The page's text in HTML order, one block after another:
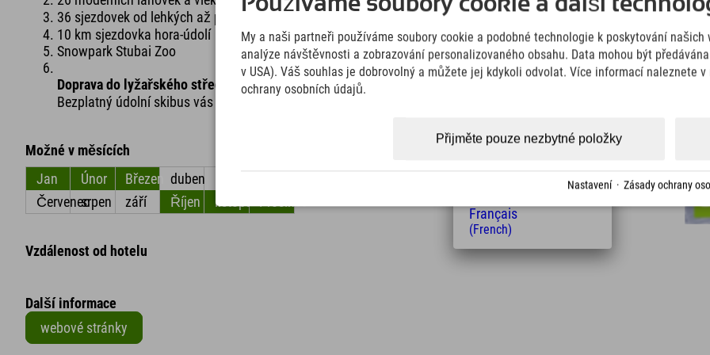
36 sjezdovek od lehkých až po náročné
10 km sjezdovka hora-údolí
Snowpark Stubai Zoo
Doprava do lyžařského střediska
Bezplatný údolní skibus vás po celou lyžařskou sezónu doveze z hotelu Explorer na Stubaiský ledovec.
Možné v měsících
Jan
Únor Březen duben
Červenecsrpen září Říjen listopad
Vzdálenost od hotelu
Další informace
webové stránky
My a naši partneři používáme soubory cookie a podobné technologie k poskytování našich
analýze návštěvnosti a zobrazování personalizovaného obsahu. Data mohou být
v USA). Váš souhlas je dobrovolný a můžete jej kdykoli odvolat. Více informací naleznete v
ochrany osobních údajů.
Přijměte pouze nezbytné položky
Nastavení· Zásady ochrany
(German)
(English)
Italiano
(Italian)
(Polish)
Magyar
Français
(French)